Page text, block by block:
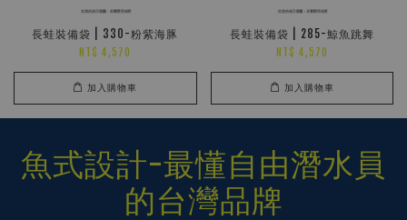
長蛙裝備袋 | 330-粉紫海豚
NT$ 4,570
加入購物車
長蛙裝備袋 | 285-鯨魚跳舞
NT$ 4,570
加入購物車
魚式設計-最懂自由潛水員
的台灣品牌